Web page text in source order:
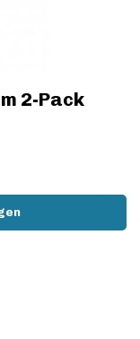
2-Pack